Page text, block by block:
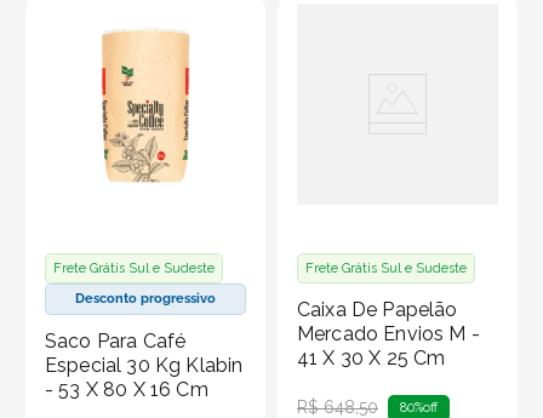
Frete Grátis Sul e Sudeste
Desconto progressivo
Saco Para Café
Especial 30 Kg Klabin
- 53 X 80 X 16 Cm
Frete Grátis Sul e Sudeste
Caixa De Papelão
Mercado Envios M -
41 X 30 X 25 Cm
R$ 648,50 80%off